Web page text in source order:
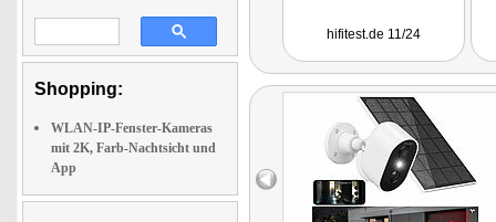
Shopping:
WLAN-IP-Fenster-Kameras
mit 2K, Farb-Nachtsicht und
App
hifitest.de 11/24